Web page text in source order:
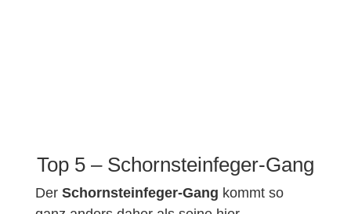
Top 5 – Schornsteinfeger-Gang
Der Schornsteinfeger-Gang kommt so